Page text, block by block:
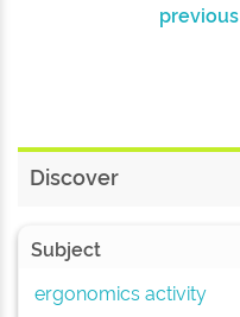
previous
Discover
Subject
ergonomics activity